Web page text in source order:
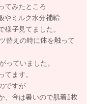
てみたところ
やミルク水分補給
子見てました。
替えの時に体を触って
っていました。
ます。
ですが
、今は暑いので肌着1枚